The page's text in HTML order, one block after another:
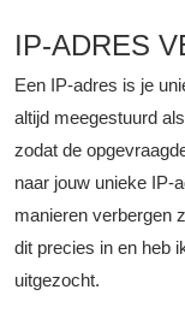
IP-ADRES
Een IP-adres is je
altijd meegestuurd
zodat de
naar jouw unieke IP-
manieren verbergen
dit precies in en heb
uitgezocht.